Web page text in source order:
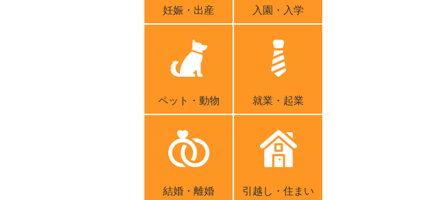
妊娠・出産 入園・入学
ペット・動物 就業・起業
結婚・離婚 引越し・住まい